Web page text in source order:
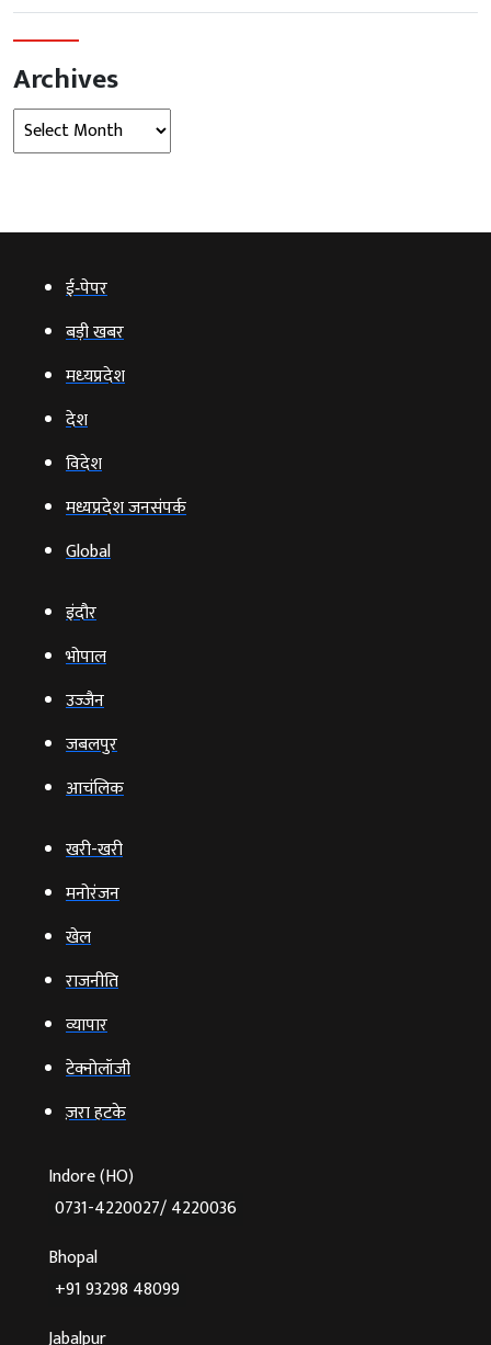
Archives
Archives
ई‑पेपर
बड़ी खबर
मध्‍यप्रदेश
देश
विदेश
मध्यप्रदेश जनसंपर्क
Global
इंदौर
भोपाल
उज्‍जैन
जबलपुर
आचंलिक
खरी-खरी
मनोरंजन
खेल
राजनीति
व्‍यापार
टेक्‍नोलॉजी
ज़रा हटके
Indore (HO)
0731-4220027/ 4220036
Bhopal
+91 93298 48099